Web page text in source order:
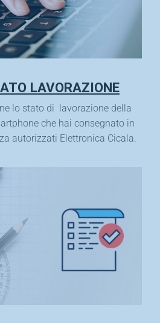
LAVORAZIONE
lo stato di lavorazione della
che hai consegnato in
autorizzati Elettronica Cicala.